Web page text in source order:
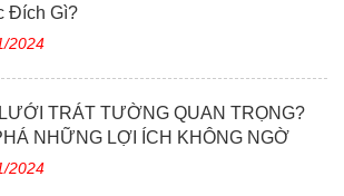
Đích Gì?
2024
TRÁT TƯỜNG QUAN TRỌNG?
NHỮNG LỢI ÍCH KHÔNG NGỜ
2024